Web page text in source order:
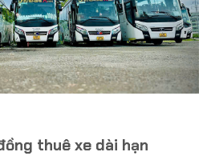
thuê xe dài hạn